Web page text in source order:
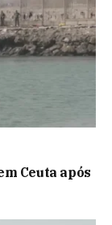
Ceuta após